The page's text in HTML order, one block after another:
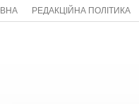
РЕДАКЦІЙНА ПОЛІТИКА